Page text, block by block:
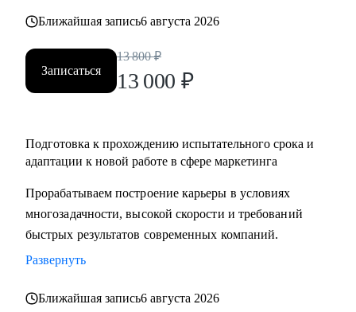
Ближайшая запись6 августа 2026
Записаться
13 800 ₽
13 000 ₽
Подготовка к прохождению испытательного срока и
адаптации к новой работе в сфере маркетинга
Прорабатываем построение карьеры в условиях
многозадачности, высокой скорости и требований
быстрых результатов современных компаний.
Развернуть
Ближайшая запись6 августа 2026